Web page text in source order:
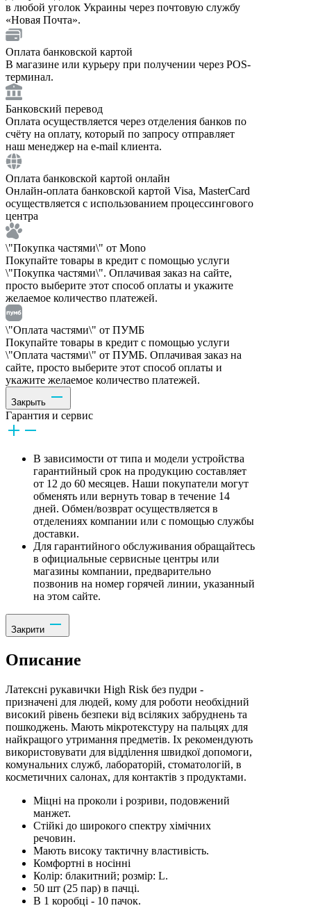
в любой уголок Украины через почтовую службу
«Новая Почта».
Оплата банковской картой
В магазине или курьеру при получении через POS-
терминал.
Банковский перевод
Оплата осуществляется через отделения банков по
счёту на оплату, который по запросу отправляет
наш менеджер на e-mail клиента.
Оплата банковской картой онлайн
Онлайн-оплата банковской картой Visa, MasterCard
осуществляется с использованием процессингового
центра
\"Покупка частями\" от Mono
Покупайте товары в кредит с помощью услуги
\"Покупка частями\". Оплачивая заказ на сайте,
просто выберите этот способ оплаты и укажите
желаемое количество платежей.
\"Оплата частями\" от ПУМБ
Покупайте товары в кредит с помощью услуги
\"Оплата частями\" от ПУМБ. Оплачивая заказ на
сайте, просто выберите этот способ оплаты и
укажите желаемое количество платежей.
Закрыть
Гарантия и сервис
В зависимости от типа и модели устройства
гарантийный срок на продукцию составляет
от 12 до 60 месяцев. Наши покупатели могут
обменять или вернуть товар в течение 14
дней. Обмен/возврат осуществляется в
отделениях компании или с помощью службы
доставки.
Для гарантийного обслуживания обращайтесь
в официальные сервисные центры или
магазины компании, предварительно
позвонив на номер горячей линии, указанный
на этом сайте.
Закрити
Описание
Латексні рукавички High Risk без пудри -
призначені для людей, кому для роботи необхідний
високий рівень безпеки від всіляких забруднень та
пошкоджень. Мають мікротекстуру на пальцях для
найкращого утримання предметів. Іх рекомендують
використовувати для відділення швидкої допомоги,
комунальних служб, лабораторій, стоматологій, в
косметичних салонах, для контактів з продуктами.
Міцні на проколи і розриви, подовжений
манжет.
Стійкі до широкого спектру хімічних
речовин.
Мають високу тактичну властивість.
Комфортні в носінні
Колір: блакитний; розмір: L.
50 шт (25 пар) в пачці.
В 1 коробці - 10 пачок.